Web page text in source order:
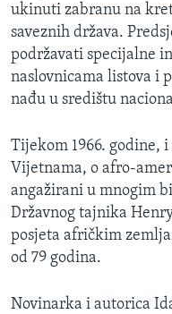
ukinuti zabranu na
saveznih država.
podržavati specijalne
naslovnicama listova i
nađu u središtu
Tijekom 1966. godine,
Vijetnama, o afro-
angažirani u mnogim
Državnog tajnika
posjeta afričkim
od 79 godina.
Novinarka i autorica